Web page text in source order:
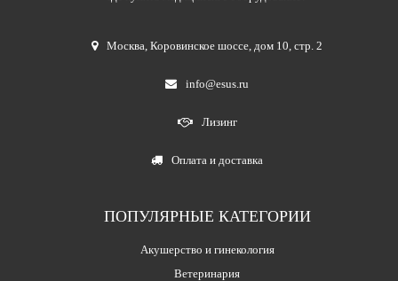
Москва,Коровинское шоссе, дом 10, стр. 2
info@esus.ru
Лизинг
Оплата и доставка
ПОПУЛЯРНЫЕ КАТЕГОРИИ
Акушерство и гинекология
Ветеринария